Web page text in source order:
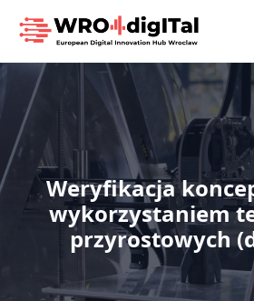
Weryfikacja
wykorzystaniem
przyrostowych